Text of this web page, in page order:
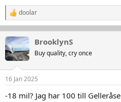
R
e
a
k
t
i
n
e
:
doolar
BrooklynS
Buy quality, cry once
16 Jan 2025
-18 mil? Jag har 100 till